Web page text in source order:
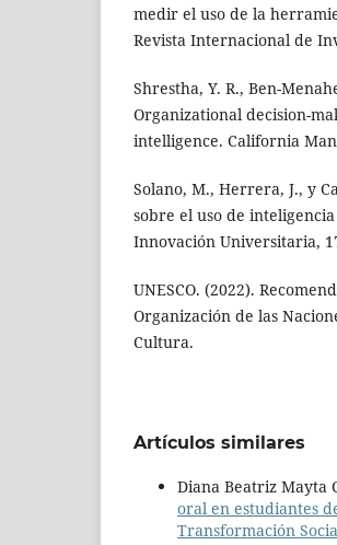
medir el uso de la
Revista Internacional de
Shrestha, Y. R., Ben-
Organizational decision-
intelligence. California
Solano, M., Herrera, J., y
sobre el uso de
Innovación Universitaria,
UNESCO. (2022).
Organización de las
Cultura.
Artículos similares
Diana Beatriz Mayta
oral en estudiantes
Transformación